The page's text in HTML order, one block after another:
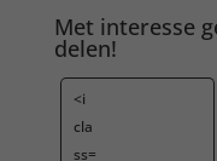
Met interesse
delen!
<i
cla
ss=